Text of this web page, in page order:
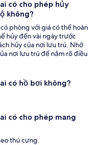
có cho phép hủy
không?
phòng với giá có thể hoàn
hủy đến vài ngày trước
hủy của nơi lưu trú. Nhớ
nơi lưu trú để nắm rõ điều
có hồ bơi không?
có cho phép mang
thú cưng.